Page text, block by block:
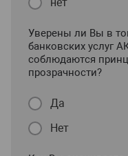
Уверены ли Вы в
банковских услуг
соблюдаются
прозрачности?
Да
Нет